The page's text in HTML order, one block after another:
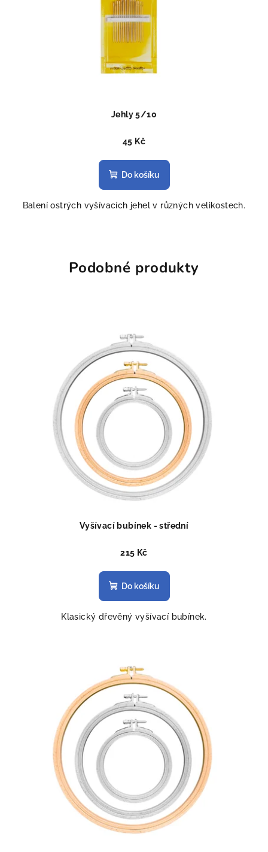
Jehly 5/10
45 Kč
Do košíku
Balení ostrých vyšívacích jehel v různých velikostech.
Podobné produkty
Vyšívací bubínek - střední
215 Kč
Do košíku
Klasický dřevěný vyšívací bubínek.